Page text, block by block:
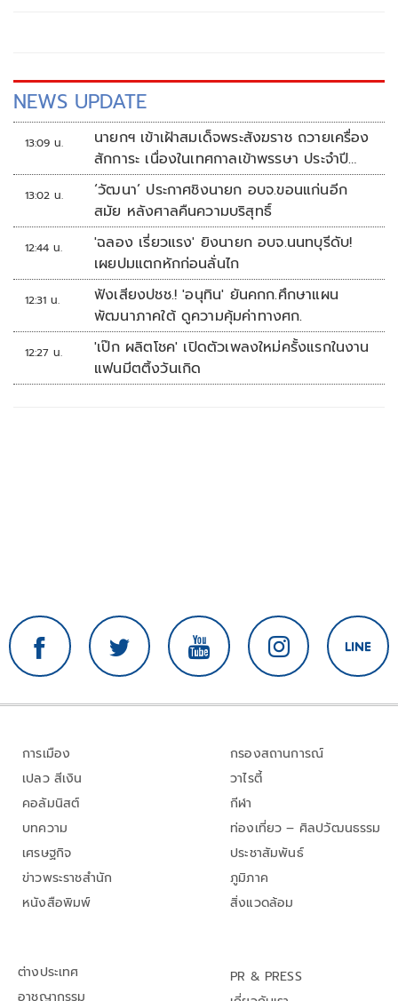
NEWS UPDATE
13:09 น.
นายกฯ เข้าเฝ้าสมเด็จพระสังฆราช ถวายเครื่อง
สักการะ เนื่องในเทศกาลเข้าพรรษา ประจำปี
2569
13:02 น.
‘วัฒนา’ ประกาศชิงนายก อบจ.ขอนแก่นอีก
สมัย หลังศาลคืนความบริสุทธิ์
12:44 น.
'ฉลอง เรี่ยวแรง' ยิงนายก อบจ.นนทบุรีดับ!
เผยปมแตกหักก่อนลั่นไก
12:31 น.
ฟังเสียงปชช.! 'อนุทิน' ยันคกก.ศึกษาแผน
พัฒนาภาคใต้ ดูความคุ้มค่าทางศก.
12:27 น.
'เป๊ก ผลิตโชค' เปิดตัวเพลงใหม่ครั้งแรกในงาน
แฟนมีตติ้งวันเกิด
การเมือง
เปลว สีเงิน
คอลัมนิสต์
บทความ
เศรษฐกิจ
ข่าวพระราชสำนัก
หนังสือพิมพ์
กรองสถานการณ์
วาไรตี้
กีฬา
ท่องเที่ยว – ศิลปวัฒนธรรม
ประชาสัมพันธ์
ภูมิภาค
สิ่งแวดล้อม
ต่างประเทศ
PR & PRESS